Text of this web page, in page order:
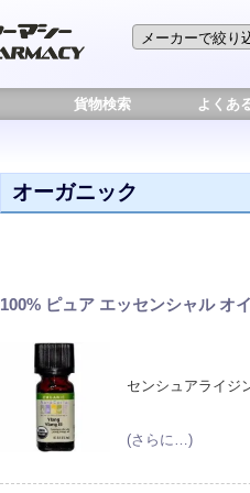
貨物検索 よくあ
オーガニック
100% ピュア エッセンシャル オ
センシュアライジ
(さらに…)